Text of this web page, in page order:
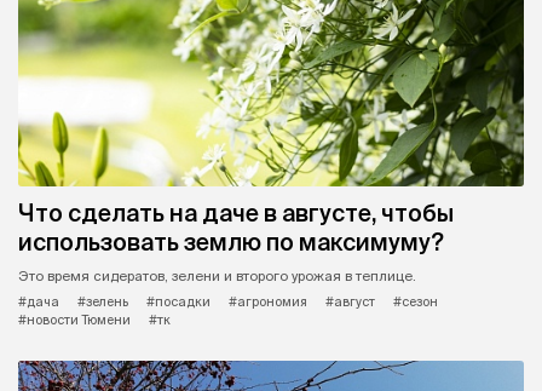
Что сделать на даче в августе, чтобы
использовать землю по максимуму?
Это время сидератов, зелени и второго урожая в теплице.
#дача
#зелень #посадки #агрономия #август
#сезон
#новости Тюмени
#тк